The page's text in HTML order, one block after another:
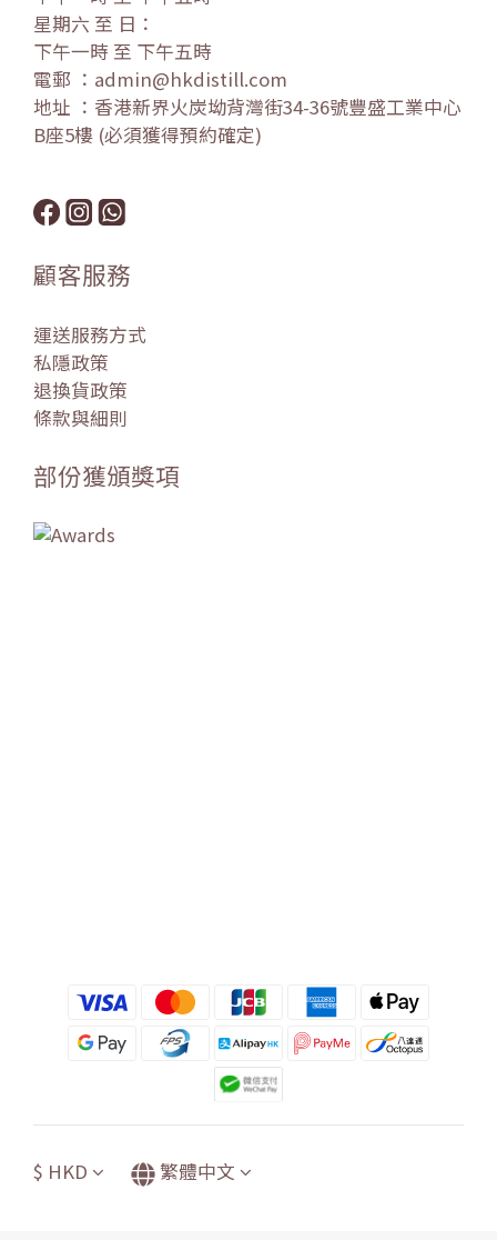
星期六 至 日：
下午一時 至 下午五時
電郵 ：admin@hkdistill.com
地址 ：香港新界火炭坳背灣街34-36號豐盛工業中心
B座5樓 (必須獲得預約確定)
顧客服務
運送服務方式
私隱政策
退換貨政策
條款與細則
部份獲頒獎項
$ HKD 繁體中文